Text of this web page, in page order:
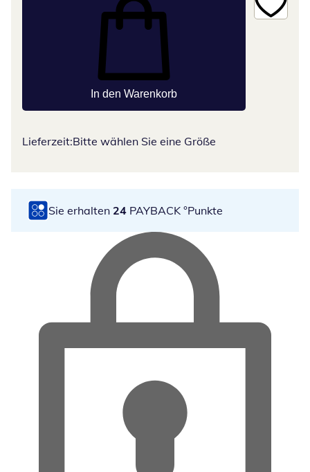
In den Warenkorb
Lieferzeit:Bitte wählen Sie eine Größe
Sie erhalten 24 PAYBACK °Punkte